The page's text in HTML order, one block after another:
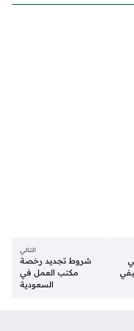
التالي
شروط تجديد رخصة
مكتب العمل في
السعودية